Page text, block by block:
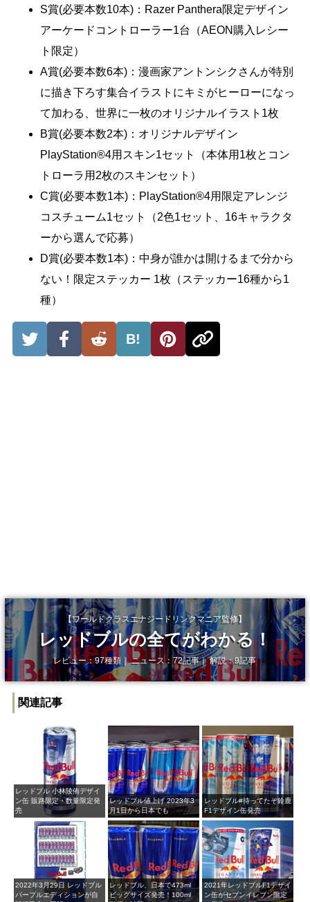
S賞(必要本数10本)：Razer Panthera限定デザイン
アーケードコントローラー1台（AEON購入レシー
ト限定）
A賞(必要本数6本)：漫画家アントンシクさんが特別
に描き下ろす集合イラストにキミがヒーローになっ
て加わる、世界に一枚のオリジナルイラスト1枚
B賞(必要本数2本)：オリジナルデザイン
PlayStation®4用スキン1セット（本体用1枚とコン
トローラ用2枚のスキンセット）
C賞(必要本数1本)：PlayStation®4用限定アレンジ
コスチューム1セット（2色1セット、16キャラクタ
ーから選んで応募）
D賞(必要本数1本)：中身が誰かは開けるまで分から
ない！限定ステッカー 1枚（ステッカー16種から1
種）
B!
【ワールドクラスエナジードリンクマニア監修】
レッドブルの全てがわかる！
レビュー：97種類｜ ニュース：72記事｜ 解説：9記事
関連記事
レッドブル 小林陵侑デザイ
ン缶 販路限定・数量限定発
売
レッドブル値上げ 2023年3
月1日から日本でも
レッドブル#待ってたぞ鈴鹿​
F1デザイン缶発売
2022年3月29日 レッドブル
パープルエディションが自
レッドブル、日本で473ml
ビッグサイズ発売！100ml
2021年レッドブルF1デザイ
ン缶がセブンイレブン限定